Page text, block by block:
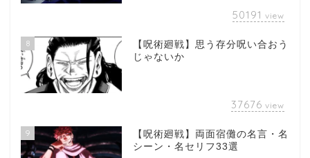
50191 view
8
【呪術廻戦】思う存分呪い合おう
じゃないか
37676 view
9
【呪術廻戦】両面宿儺の名言・名
シーン・名セリフ33選